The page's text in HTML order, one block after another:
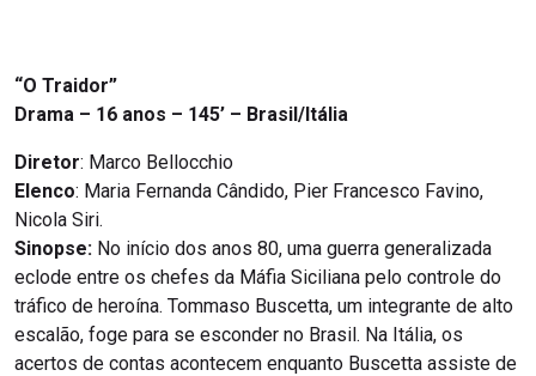
“O Traidor”
Drama – 16 anos – 145’ – Brasil/Itália
Diretor: Marco Bellocchio
Elenco: Maria Fernanda Cândido, Pier Francesco Favino,
Nicola Siri.
Sinopse: No início dos anos 80, uma guerra generalizada
eclode entre os chefes da Máfia Siciliana pelo controle do
tráfico de heroína. Tommaso Buscetta, um integrante de alto
escalão, foge para se esconder no Brasil. Na Itália, os
acertos de contas acontecem enquanto Buscetta assiste de